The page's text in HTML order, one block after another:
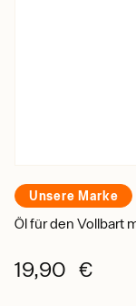
Unsere Marke
Öl für den Vollbart
19,90 €